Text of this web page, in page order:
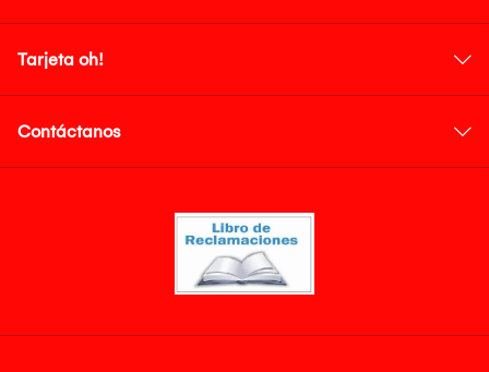
Tarjeta oh!
Contáctanos